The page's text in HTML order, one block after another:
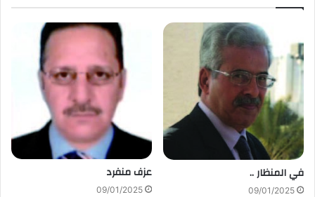
في المنظار ..
09/01/2025
عزف منفرد
09/01/2025